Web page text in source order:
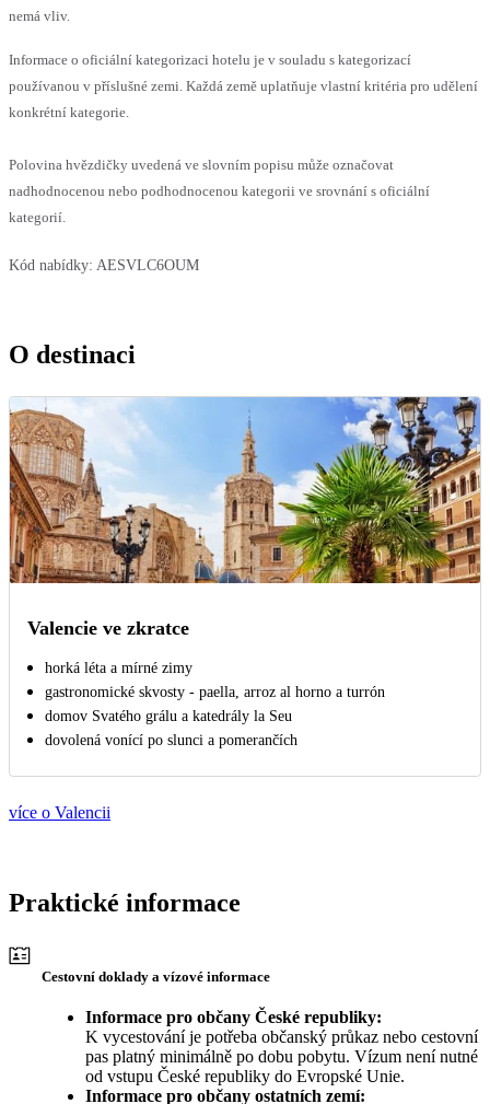
nemá vliv.
Informace o oficiální kategorizaci hotelu je v souladu s kategorizací
používanou v příslušné zemi. Každá země uplatňuje vlastní kritéria pro udělení
konkrétní kategorie.
Polovina hvězdičky uvedená ve slovním popisu může označovat
nadhodnocenou nebo podhodnocenou kategorii ve srovnání s oficiální
kategorií.
Kód nabídky: AESVLC6OUM
O destinaci
Valencie ve zkratce
horká léta a mírné zimy
gastronomické skvosty - paella, arroz al horno a turrón
domov Svatého grálu a katedrály la Seu
dovolená vonící po slunci a pomerančích
více o Valencii
Praktické informace
Cestovní doklady a vízové informace
Informace pro občany České republiky:
K vycestování je potřeba občanský průkaz nebo cestovní
pas platný minimálně po dobu pobytu. Vízum není nutné
od vstupu České republiky do Evropské Unie.
Informace pro občany ostatních zemí: